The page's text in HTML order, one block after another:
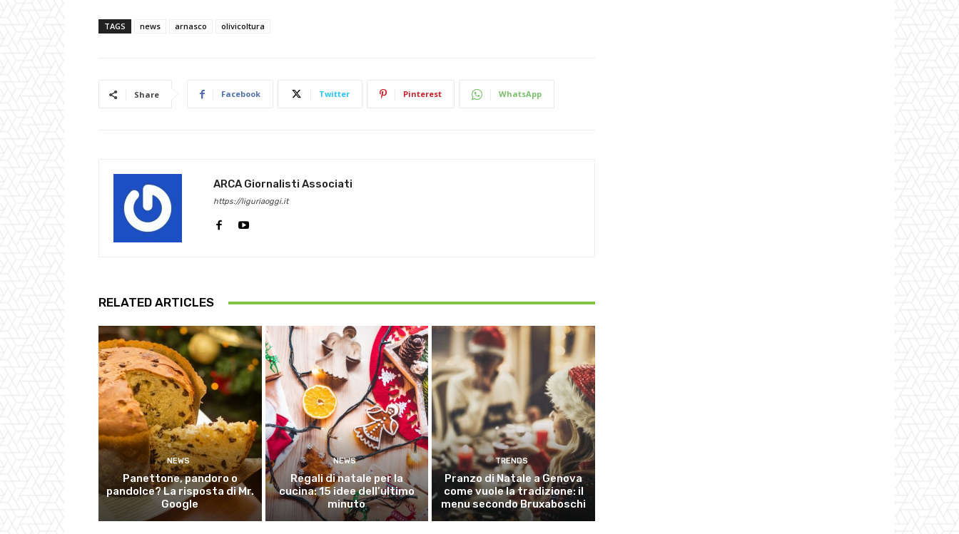
TAGS news arnasco olivicoltura
Share Facebook Twitter Pinterest WhatsApp
ARCA Giornalisti Associati
https://liguriaoggi.it
RELATED ARTICLES
NEWS
Panettone, pandoro o
pandolce? La risposta di Mr.
Google
NEWS
Regali di natale per la
cucina: 15 idee dell’ultimo
minuto
TRENDS
Pranzo di Natale a Genova
come vuole la tradizione: il
menu secondo Bruxaboschi